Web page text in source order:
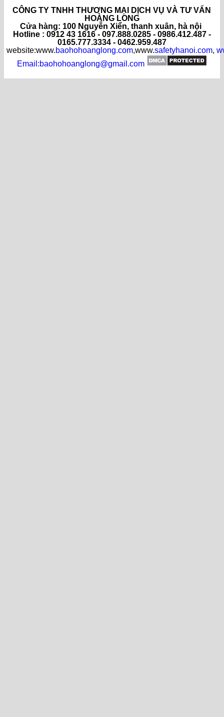
CÔNG TY TNHH THƯƠNG MẠI DỊCH VỤ VÀ TƯ VẤN
HOÀNG LONG
Cửa hàng: 100 Nguyễn Xiển, thanh xuân, hà nội
Hotline : 0912 43 1616 - 097.888.0285 - 0986.412.487 -
0165.777.3334 - 0462.959.487
website:www.baohohoanglong.com,www.safetyhanoi.com,
Email:baohohoanglong@gmail.com